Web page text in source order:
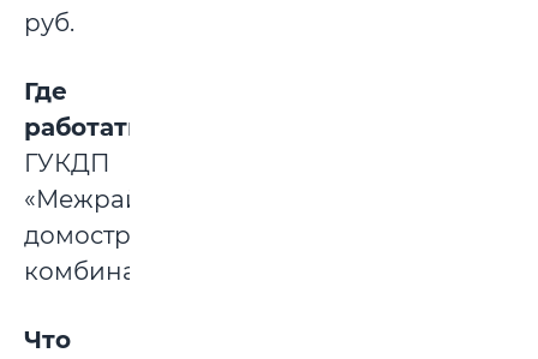
руб.
Где
работать:
ГУКДП
«Межрайонный
домостроительный
комбинат».
Что